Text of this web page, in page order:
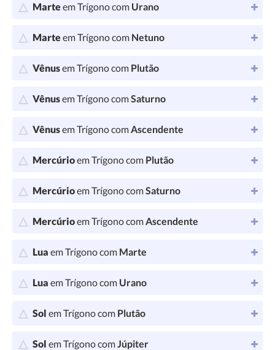
Marteem Trígono com Urano
Marteem Trígono com Netuno
Vênusem Trígono com Plutão
Vênusem Trígono comSaturno
Vênusem Trígono comAscendente
Mercúrioem Trígono com Plutão
Mercúrioem Trígono comSaturno
Mercúrioem Trígono comAscendente
Lua em Trígono com Marte
Lua em Trígono com Urano
Sol em Trígono com Plutão
Sol em Trígono comJúpiter